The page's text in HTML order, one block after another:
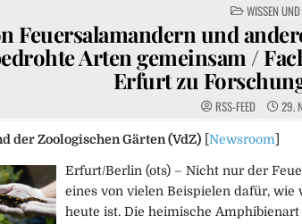
POSTED
IN
WISSEN
Feuersalamandern und
Arten gemeinsam /
Erfurt zu
RSS-FEED 29.
der Zoologischen Gärten (VdZ) Newsroom
Erfurt/Berlin (ots) – Nicht nur der
eines von vielen Beispielen dafür,
heute ist. Die heimische